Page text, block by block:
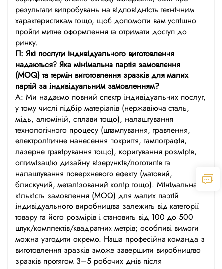
результати випробувань на відповідність технічним
характеристикам тощо, щоб допомогти вам успішно
пройти митне оформлення та отримати доступ до
ринку.
П: Які послуги індивідуального виготовлення
надаються? Яка мінімальна партія замовлення
(MOQ) та термін виготовлення зразків для малих
партій за індивідуальним замовленням?
А: Ми надаємо повний спектр індивідуальних послуг,
у тому числі підбір матеріалів (нержавіюча сталь,
мідь, алюміній, сплави тощо), налаштування
технологічного процесу (штампування, травлення,
електролітичне нанесення покриття, тампографія,
лазерне гравірування тощо), коригування розмірів,
оптимізацію дизайну візерунків/логотипів та
налаштування поверхневого ефекту (матовий,
блискучий, металізований колір тощо). Мінімальна
кількість замовлення (MOQ) для малих партій
індивідуального виробництва залежить від категорії
товару та його розмірів і становить від 100 до 500
штук/комплектів/квадратних метрів; особливі вимоги
можна узгодити окремо. Наша професійна команда з
виготовлення зразків зможе завершити виробництво
зразків протягом 3–5 робочих днів після